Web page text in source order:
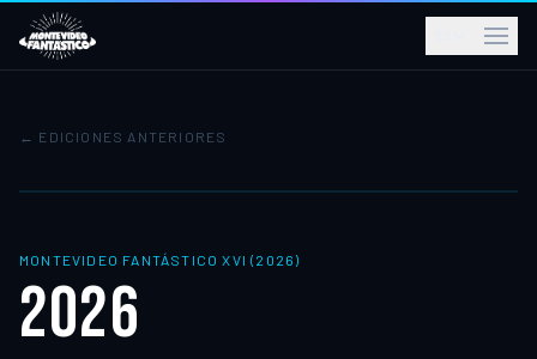
← EDICIONES ANTERIORES
MONTEVIDEO FANTÁSTICOXVI ( 2026 )
2026